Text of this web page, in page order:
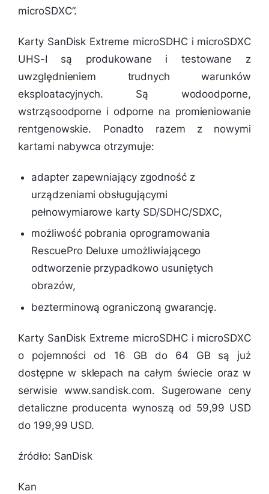
microSDXC”.
Karty SanDisk Extreme microSDHC i microSDXC
UHS-I są produkowane i testowane z
uwzględnieniem trudnych warunków
eksploatacyjnych. Są wodoodporne,
wstrząsoodporne i odporne na promieniowanie
rentgenowskie. Ponadto razem z nowymi
kartami nabywca otrzymuje:
adapter zapewniający zgodność z
urządzeniami obsługującymi
pełnowymiarowe karty SD/SDHC/SDXC,
możliwość pobrania oprogramowania
RescuePro Deluxe umożliwiającego
odtworzenie przypadkowo usuniętych
obrazów,
bezterminową ograniczoną gwarancję.
Karty SanDisk Extreme microSDHC i microSDXC
o pojemności od 16 GB do 64 GB są już
dostępne w sklepach na całym świecie oraz w
serwisie www.sandisk.com. Sugerowane ceny
detaliczne producenta wynoszą od 59,99 USD
do 199,99 USD.
źródło: SanDisk
Kan